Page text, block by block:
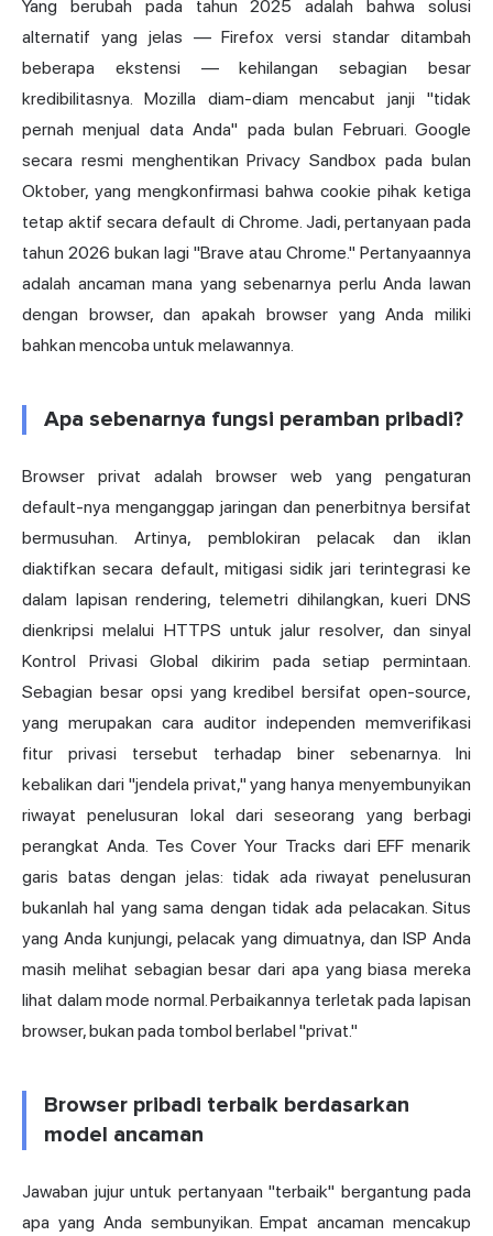
Yang berubah pada tahun 2025 adalah bahwa solusi
alternatif yang jelas — Firefox versi standar ditambah
beberapa ekstensi — kehilangan sebagian besar
kredibilitasnya. Mozilla diam-diam mencabut janji "tidak
pernah menjual data Anda" pada bulan Februari. Google
secara resmi menghentikan Privacy Sandbox pada bulan
Oktober, yang mengkonfirmasi bahwa cookie pihak ketiga
tetap aktif secara default di Chrome. Jadi, pertanyaan pada
tahun 2026 bukan lagi "Brave atau Chrome." Pertanyaannya
adalah ancaman mana yang sebenarnya perlu Anda lawan
dengan browser, dan apakah browser yang Anda miliki
bahkan mencoba untuk melawannya.
Apa sebenarnya fungsi peramban pribadi?
Browser privat adalah browser web yang pengaturan
default-nya menganggap jaringan dan penerbitnya bersifat
bermusuhan. Artinya, pemblokiran pelacak dan iklan
diaktifkan secara default, mitigasisidik jari terintegrasi ke
dalam lapisan rendering, telemetri dihilangkan, kueri DNS
dienkripsi melalui HTTPS untuk jalur resolver, dan sinyal
Kontrol Privasi Global dikirim pada setiap permintaan.
Sebagian besar opsi yang kredibel bersifat open-source,
yang merupakan cara auditor independen memverifikasi
fitur privasi tersebut terhadap biner sebenarnya. Ini
kebalikan dari "jendela privat," yang hanya menyembunyikan
riwayat penelusuran lokal dari seseorang yang berbagi
perangkat Anda. Tes Cover Your Tracks dari EFF menarik
garis batas dengan jelas: tidak ada riwayat penelusuran
bukanlah hal yang sama dengan tidak ada pelacakan. Situs
yang Anda kunjungi, pelacak yang dimuatnya, dan ISP Anda
masih melihat sebagian besar dari apa yang biasa mereka
lihat dalam mode normal. Perbaikannya terletak pada lapisan
browser, bukan pada tombol berlabel "privat."
Browser pribadi terbaik berdasarkan
model ancaman
Jawaban jujur untuk pertanyaan "terbaik" bergantung pada
apa yang Anda sembunyikan. Empat ancaman mencakup